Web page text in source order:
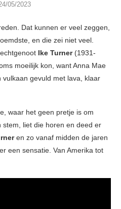
05/2023
Dat kunnen er veel zeggen,
en die zei niet veel.
Ike Turner(1931-
moeilijk kon, want Anna Mae
gevuld met lava, klaar
waar het geen pretje is om
liet die horen en deed er
en zo vanaf midden de jaren
een sensatie. Van Amerika tot